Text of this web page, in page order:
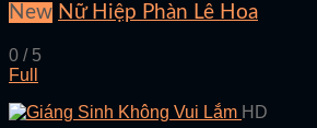
New Nữ Hiệp Phàn Lê Hoa
0 / 5
Full
HD